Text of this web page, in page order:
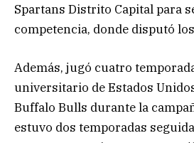
Spartans Distrito Capital para
competencia, donde disputó
Además, jugó cuatro
universitario de Estados
Buffalo Bulls durante la
estuvo dos temporadas